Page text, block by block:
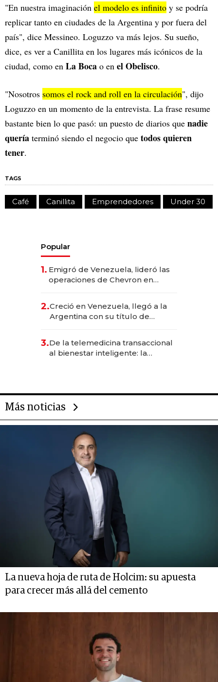
"En nuestra imaginación el modelo es infinito y se podría
replicar tanto en ciudades de la Argentina y por fuera del
país", dice Messineo. Loguzzo va más lejos. Su sueño,
dice, es ver a Canillita en los lugares más icónicos de la
ciudad, como en La Boca o en el Obelisco.
"Nosotros somos el rock and roll en la circulación", dijo
Loguzzo en un momento de la entrevista. La frase resume
bastante bien lo que pasó: un puesto de diarios que nadie
quería terminó siendo el negocio que todos quieren
tener.
TAGS
Café Canillita Emprendedores Under 30
Popular
1. Emigró de Venezuela, lideró las
operaciones de Chevron en
2.Creció en Venezuela, llegó a la
Argentina con su título de
las marcas "fast premium"
3.De la telemedicina transaccional
al bienestar inteligente: la
Más noticias
La nueva hoja de ruta de Holcim: su apuesta
para crecer más allá del cemento